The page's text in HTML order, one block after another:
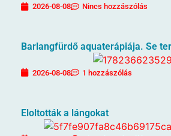
2026-08-08 Nincs hozzászólás
Barlangfürdő aquaterápiája. Se
2026-08-08 1 hozzászólás
Eloltották a lángokat